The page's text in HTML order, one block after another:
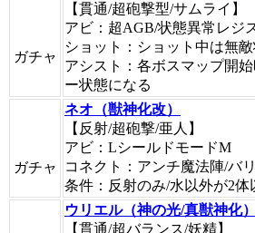
ガチャ
【貫通/超砲撃型/サムライ】
アビ：超AGB/状態異常レジ
ショット：ショット中は無
アシスト：各ボスマップ開
ー状態になる
ガチャ
ネオ（獣神化改）
【反射/超砲撃/亜人】
アビ：LシールドモードM
コネクト：アンチ魔法陣/バ
条件：反射のみ/水以外が2体
ウリエル（神の光/真獣神化）
【貫通/超バランス/妖精】